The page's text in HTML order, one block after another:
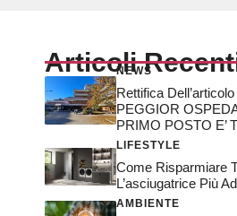
ArticoliNEWS
Rettifica
PEGGIOR
PRIMO POSTO E’
LIFESTYLE
Come Risparmiare
L’asciugatrice Più
AMBIENTE